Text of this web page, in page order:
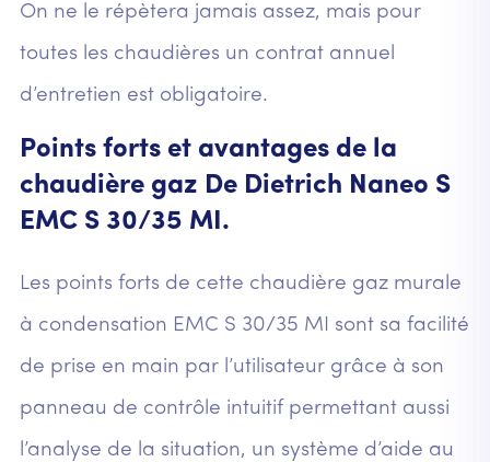
On ne le répètera jamais assez, mais pour
toutes les chaudières un contrat annuel
d’entretien est obligatoire.
Points forts et avantages de la
chaudière gaz De Dietrich Naneo S
EMC S 30/35 MI.
Les points forts de cette chaudière gaz murale
à condensation EMC S 30/35 MI sont sa facilité
de prise en main par l’utilisateur grâce à son
panneau de contrôle intuitif permettant aussi
l’analyse de la situation, un système d’aide au